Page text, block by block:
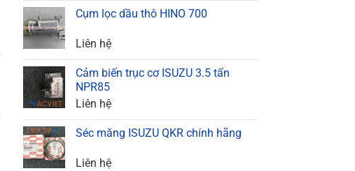
Cụm lọc dầu thô HINO 700
Liên hệ
Cảm biến trục cơ ISUZU 3.5 tấn
NPR85
Liên hệ
Séc măng ISUZU QKR chính hãng
Liên hệ